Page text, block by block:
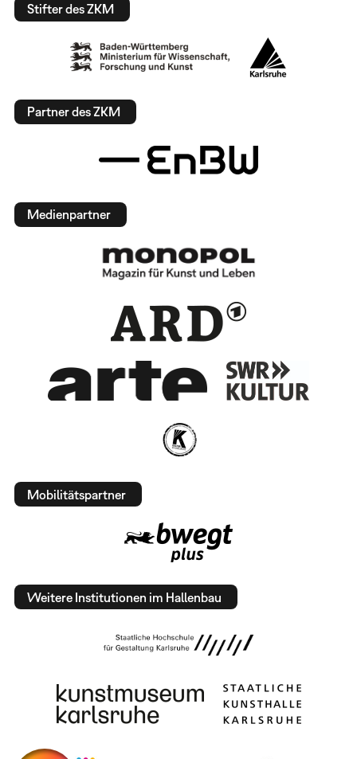
Stifter des ZKM
Partner des ZKM
Medienpartner
Mobilitätspartner
Weitere Institutionen im Hallenbau